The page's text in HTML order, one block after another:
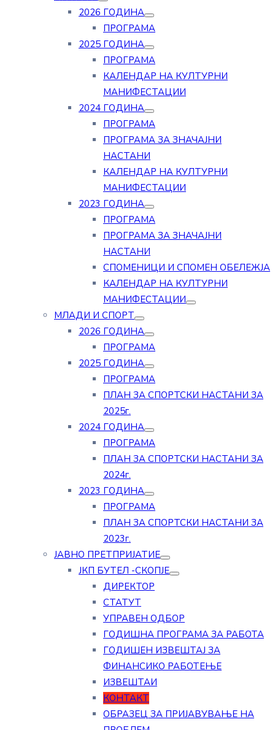
2026 ГОДИНА
ПРОГРАМА
2025 ГОДИНА
ПРОГРАМА
КАЛЕНДАР НА КУЛТУРНИ
МАНИФЕСТАЦИИ
2024 ГОДИНА
ПРОГРАМА
ПРОГРАМА ЗА ЗНАЧАЈНИ
НАСТАНИ
КАЛЕНДАР НА КУЛТУРНИ
МАНИФЕСТАЦИИ
2023 ГОДИНА
ПРОГРАМА
ПРОГРАМА ЗА ЗНАЧАЈНИ
НАСТАНИ
СПОМЕНИЦИ И СПОМЕН ОБЕЛЕЖЈА
КАЛЕНДАР НА КУЛТУРНИ
МАНИФЕСТАЦИИ
МЛАДИ И СПОРТ
2026 ГОДИНА
ПРОГРАМА
2025 ГОДИНА
ПРОГРАМА
ПЛАН ЗА СПОРТСКИ НАСТАНИ ЗА
2025г.
2024 ГОДИНА
ПРОГРАМА
ПЛАН ЗА СПОРТСКИ НАСТАНИ ЗА
2024г.
2023 ГОДИНА
ПРОГРАМА
ПЛАН ЗА СПОРТСКИ НАСТАНИ ЗА
2023г.
ЈАВНО ПРЕТПРИЈАТИЕ
ЈКП БУТЕЛ -СКОПЈЕ
ДИРЕКТОР
СТАТУТ
УПРАВЕН ОДБОР
ГОДИШНА ПРОГРАМА ЗА РАБОТА
ГОДИШЕН ИЗВЕШТАЈ ЗА
ФИНАНСИКО РАБОТЕЊЕ
ИЗВЕШТАИ
КОНТАКТ
ОБРАЗЕЦ ЗА ПРИЈАВУВАЊЕ НА